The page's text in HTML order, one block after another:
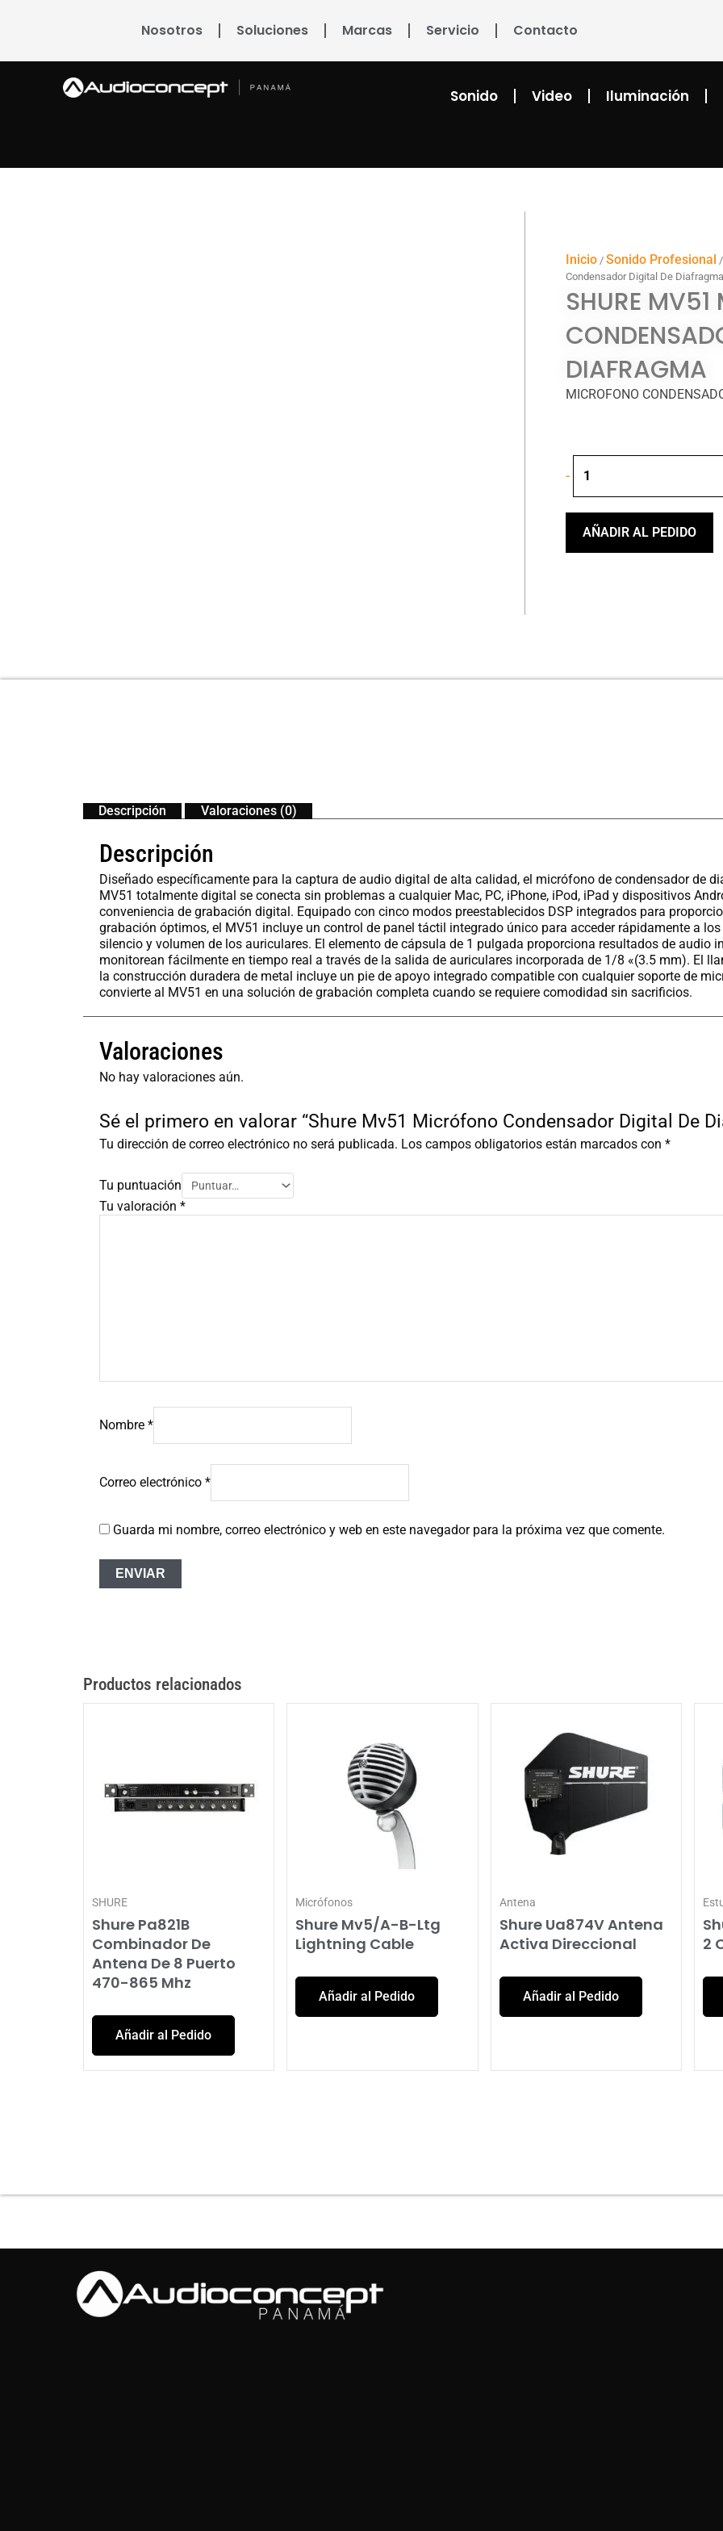
Nosotros Soluciones Marcas Servicio Contacto
Sonido Video Iluminación
Inicio/ Sonido Profesional /
Condensador Digital De Diafragma
SHURE
DIAFRAGMA
MICROFONO
-
Mv51
Micrófono
Condensador
Digital
AÑADIR AL PEDIDO
Descripción Valoraciones (0)
Descripción
Diseñado específicamente para la captura de audio digital de alta calidad, el micrófono de condensador de
MV51 totalmente digital se conecta sin problemas a cualquier Mac, PC, iPhone, iPod, iPad y dispositivos
conveniencia de grabación digital. Equipado con cinco modos preestablecidos DSP integrados para
grabación óptimos, el MV51 incluye un control de panel táctil integrado único para acceder rápidamente a
silencio y volumen de los auriculares. El elemento de cápsula de 1 pulgada proporciona resultados de audio
monitorean fácilmente en tiempo real a través de la salida de auriculares incorporada de 1/8 «(3.5 mm). El
la construcción duradera de metal incluye un pie de apoyo integrado compatible con cualquier soporte de
convierte al MV51 en una solución de grabación completa cuando se requiere comodidad sin sacrificios.
Valoraciones
No hay valoraciones aún.
Sé el primero en valorar “Shure Mv51 Micrófono Condensador Digital De
Tu dirección de correo electrónico no será publicada. Los campos obligatorios están marcados con *
Tu puntuación
Tu valoración *
Nombre *
Correo electrónico *
Guarda mi nombre, correo electrónico y web en este navegador para la próxima vez que comente.
Productos relacionados
SHURE
Shure Pa821B
Combinador De
Antena De 8 Puerto
470-865 Mhz
Añadir al Pedido
Micrófonos
Shure Mv5/A-B-Ltg
Lightning Cable
Añadir al Pedido
Antena
Shure Ua874V Antena
Activa Direccional
Añadir al Pedido
2